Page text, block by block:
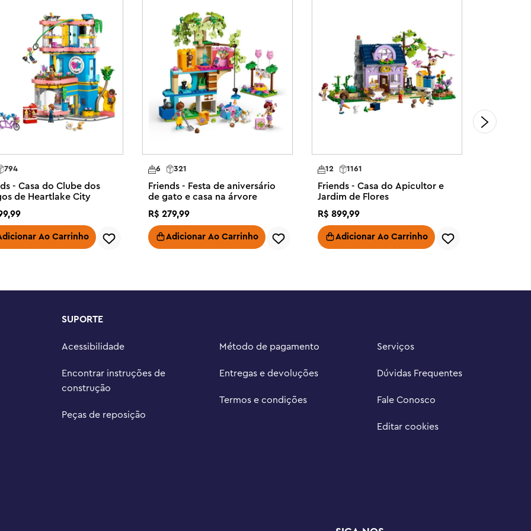
O conjunto contém 278
– Liberte a diversão de contar
estimação a partir de 6 anos com
4 cachorros de brinquedo e
para os cachorros e seus
que inclui forno, máquina
Aliya e Sage, além de 4
e uma caixa de transporte
alimentar a imaginação das
estimação, e muito mais.
– Este conjunto de padaria para
e meninos a partir de 6 anos que
The Next Chapter, onde as
Builder guia as crianças em
conjuntos, acompanhar o
em 3D enquanto constroem.
794
- Casa do Clube dos
de Heartlake City
,99
Ao Carrinho
321
6
Friends - Festa de aniversário
de gato e casa na árvore
R$ 279,99
Adicionar Ao Carrinho
1161
12
Friends - Casa do Apicultor e
Jardim de Flores
R$ 899,99
Adicionar Ao Carrinho
SUPORTE
Acessibilidade
Encontrar instruções de
construção
Peças de reposição
Método de pagamento
Entregas e devoluções
Termos e condições
Serviços
Dúvidas Frequentes
Fale Conosco
Editar cookies